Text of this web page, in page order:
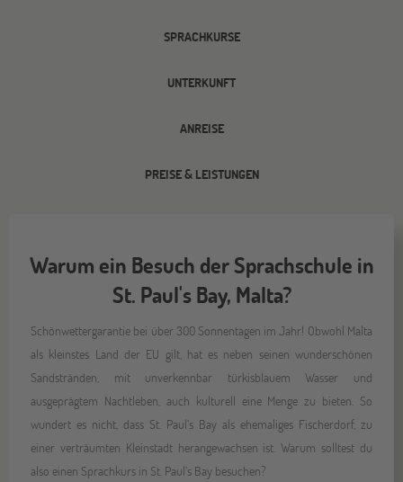
SPRACHKURSE
UNTERKUNFT
ANREISE
PREISE & LEISTUNGEN
Warum ein Besuch der Sprachschule in
St. Paul's Bay, Malta?
Schönwettergarantie bei über 300 Sonnentagen im Jahr! Obwohl Malta
als kleinstes Land der EU gilt, hat es neben seinen wunderschönen
Sandstränden, mit unverkennbar türkisblauem Wasser und
ausgeprägtem Nachtleben, auch kulturell eine Menge zu bieten. So
wundert es nicht, dass St. Paul’s Bay als ehemaliges Fischerdorf, zu
einer verträumten Kleinstadt herangewachsen ist. Warum solltest du
also einen Sprachkurs in St. Paul’s Bay besuchen?